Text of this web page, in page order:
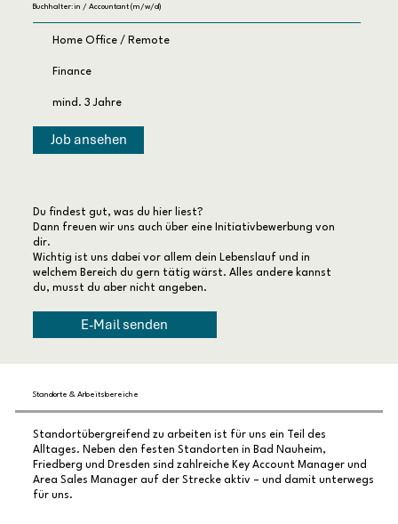
Buchhalter:in / Accountant (m/w/d)
Home Office / Remote
Finance
mind. 3 Jahre
Job ansehen
Du findest gut, was du hier liest?
Dann freuen wir uns auch über eine Initiativbewerbung von
dir.
Wichtig ist uns dabei vor allem dein Lebenslauf und in
welchem Bereich du gern tätig wärst. Alles andere kannst
du, musst du aber nicht angeben.
E-Mail senden
Standorte & Arbeitsbereiche
Standortübergreifend zu arbeiten ist für uns ein Teil des
Alltages. Neben den festen Standorten in Bad Nauheim,
Friedberg und Dresden sind zahlreiche Key Account Manager und
Area Sales Manager auf der Strecke aktiv – und damit unterwegs
für uns.